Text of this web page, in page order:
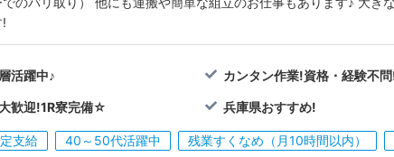
活躍中♪ カンタン作業!資格・経験不
歓迎!1R寮完備☆ 兵庫県おすすめ!
支給 40～50代活躍中 残業すくなめ（月10時間以内）